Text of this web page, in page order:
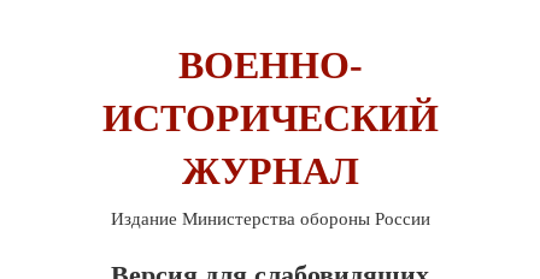
ВОЕННО-
ИСТОРИЧЕСКИЙ
ЖУРНАЛ
Издание Министерства обороны России